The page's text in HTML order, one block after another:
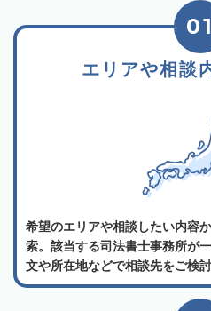
エリアや相談
01
希望のエリアや相談したい内容
索。該当する司法書士事務所が
文や所在地などで相談先をご検討